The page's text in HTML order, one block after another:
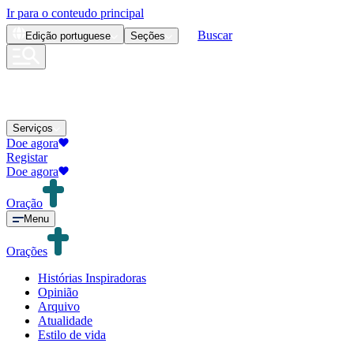
Ir para o conteudo principal
Edição portuguese Seções Buscar
Serviços
Doe agora
Registar
Doe agora
Oração
Menu
Orações
Histórias Inspiradoras
Opinião
Arquivo
Atualidade
Estilo de vida